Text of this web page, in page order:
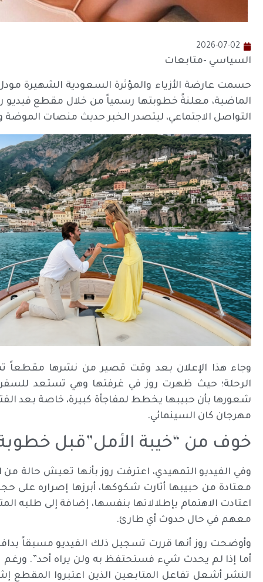
2026-07-02
السياسي -متابعات
حسمت عارضة الأزياء والمؤثرة السعودية الشهيرة مودل
الماضية، معلنةً خطوبتها رسمياً من خلال مقطع
التواصل الاجتماعي، ليتصدر الخبر حديث منصات الموضة
وجاء هذا الإعلان بعد وقت قصير من نشرها
الرحلة؛ حيث ظهرت روز في غرفتها وهي تستعد للسفر
شعورها بأن حبيبها يخطط لمفاجأة كبيرة، خاصة بعد
مهرجان كان السينمائي.
خوف من “خيبة الأمل”قبل
وفي الفيديو التمهيدي، اعترفت روز بأنها تعيش حالة
معتادة من حبيبها أثارت شكوكها، أبرزها إصراره على
اعتادت الاهتمام بإطلالاتها بنفسها، إضافة إلى طلبه
معهم في حال حدوث أي طارئ.
وأوضحت روز أنها قررت تسجيل ذلك الفيديو مسبقاً
أما إذا لم يحدث شيء فستحتفظ به ولن يراه أحد”. ورغم
النشر أشعل تفاعل المتابعين الذين اعتبروا المقطع